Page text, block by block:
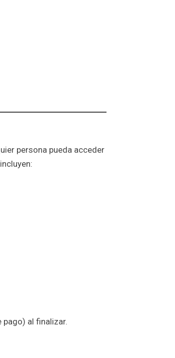
persona pueda acceder
al finalizar.